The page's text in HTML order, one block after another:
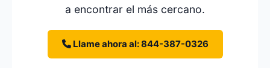
a encontrar el más cercano.
Llame ahora al: 844-387-0326